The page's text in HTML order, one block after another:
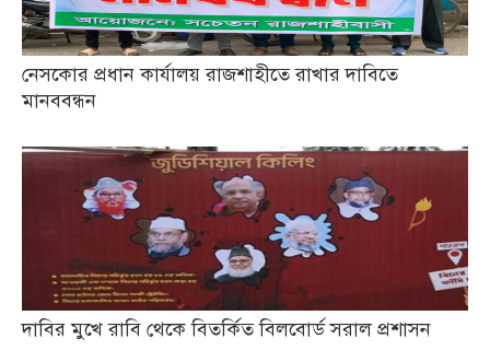
নেসকোর প্রধান কার্যালয় রাজশাহীতে রাখার দাবিতে
মানববন্ধন
দাবির মুখে রাবি থেকে বিতর্কিত বিলবোর্ড সরাল প্রশাসন